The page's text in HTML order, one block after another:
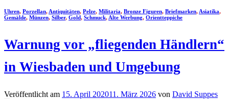
Uhren, Porzellan,Antiquitäten, Pelze, Militaria, Bronze Figuren, Briefmarken,Asiatika,
Gemälde, Münzen, Silber, Gold, Schmuck,Alte Werbung, Orientteppiche
Warnung vor „fliegenden Händlern“
in Wiesbaden und Umgebung
Veröffentlicht am 15. April 202011. März 2026 von David Suppes